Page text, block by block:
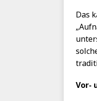
Das
Vor-